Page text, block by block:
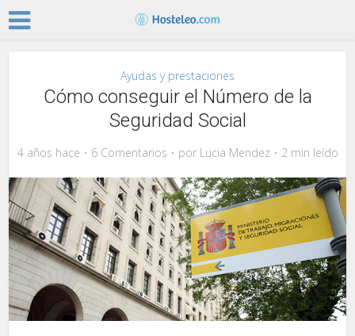
Ayudas y prestaciones
Cómo conseguir el Número de la
Seguridad Social
4 años hace 6 Comentarios por Lucia Mendez 2 min leído